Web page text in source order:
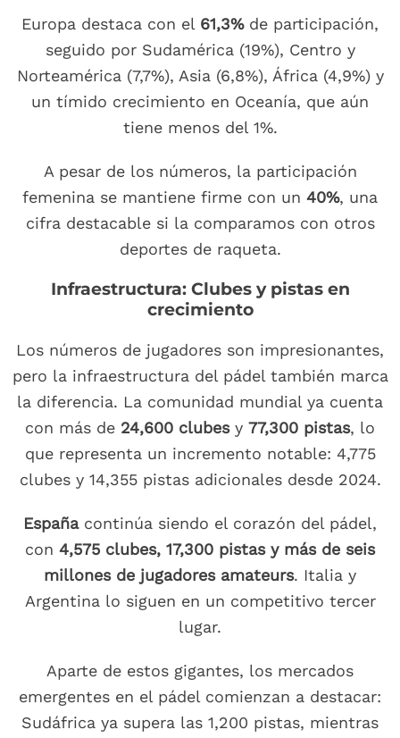
Europa destaca con el 61,3%de participación,
seguido por Sudamérica (19%), Centro y
Norteamérica (7,7%), Asia (6,8%), África (4,9%) y
un tímido crecimiento en Oceanía, que aún
tiene menos del 1%.
A pesar de los números, la participación
femenina se mantiene firme con un 40%, una
cifra destacable si la comparamos con otros
deportes de raqueta.
Infraestructura: Clubes y pistas en
crecimiento
Los números de jugadores son impresionantes,
pero la infraestructura del pádel también marca
la diferencia. La comunidad mundial ya cuenta
con más de 24,600 clubesy 77,300 pistas, lo
que representa un incremento notable: 4,775
clubes y 14,355 pistas adicionales desde 2024.
Españacontinúa siendo el corazón del pádel,
con 4,575 clubes, 17,300 pistas y más de seis
millones de jugadores amateurs. Italia y
Argentina lo siguen en un competitivo tercer
lugar.
Aparte de estos gigantes, los mercados
emergentes en el pádel comienzan a destacar:
Sudáfrica ya supera las 1,200 pistas, mientras